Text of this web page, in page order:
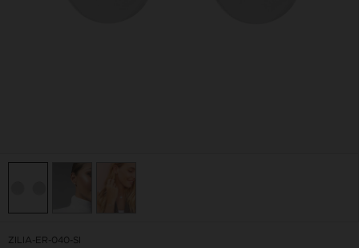
ZILIA-ER-040-SI